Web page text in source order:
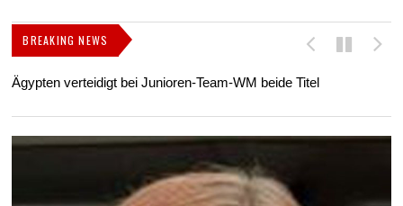
BREAKING NEWS
Ägypten verteidigt bei Junioren-Team-WM beide Titel